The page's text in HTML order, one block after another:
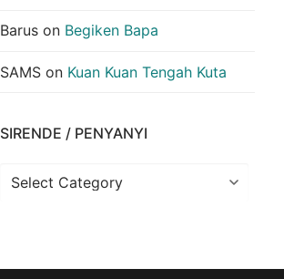
Barus on Begiken Bapa
SAMS on Kuan Kuan Tengah Kuta
SIRENDE / PENYANYI
Sirende